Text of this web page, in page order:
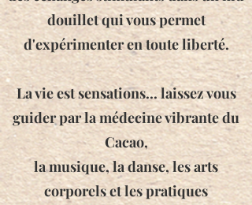
douillet qui vous permet
d'expérimenter en toute liberté.
La vie est sensations... laissez vous
guider par la médecine vibrante du
Cacao,
la musique, la danse, les arts
corporels et les pratiques